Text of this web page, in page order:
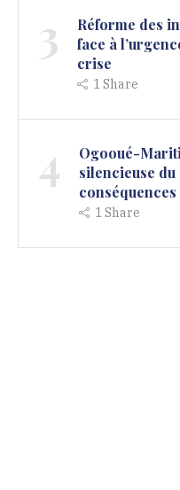
3
Réforme des
face à
crise
1Share
4
Ogooué-
silencieuse
1Share